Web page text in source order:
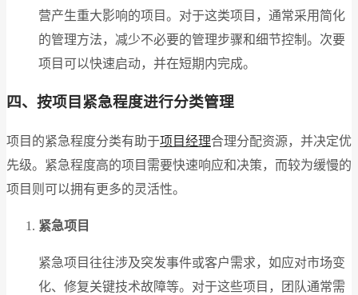
营产生重大影响的项目。对于这类项目，通常采用简化
的管理方法，减少不必要的管理步骤和细节控制。次要
项目可以快速启动，并在短期内完成。
四、按项目紧急程度进行分类管理
项目的紧急程度分类有助于项目经理合理分配资源，并决定优
先级。紧急程度高的项目需要快速响应和决策，而较为缓慢的
项目则可以拥有更多的灵活性。
紧急项目
紧急项目往往涉及突发事件或客户需求，如应对市场变
化、修复关键技术故障等。对于这些项目，团队通常需